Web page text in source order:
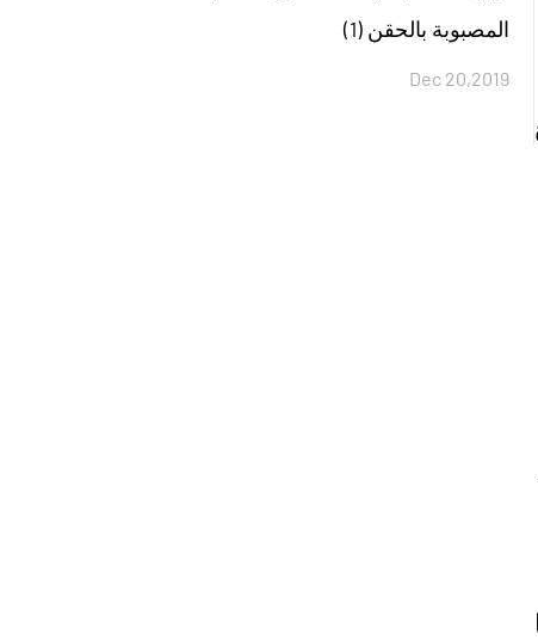
المصبوبة بالحقن (1)
Dec 20,2019